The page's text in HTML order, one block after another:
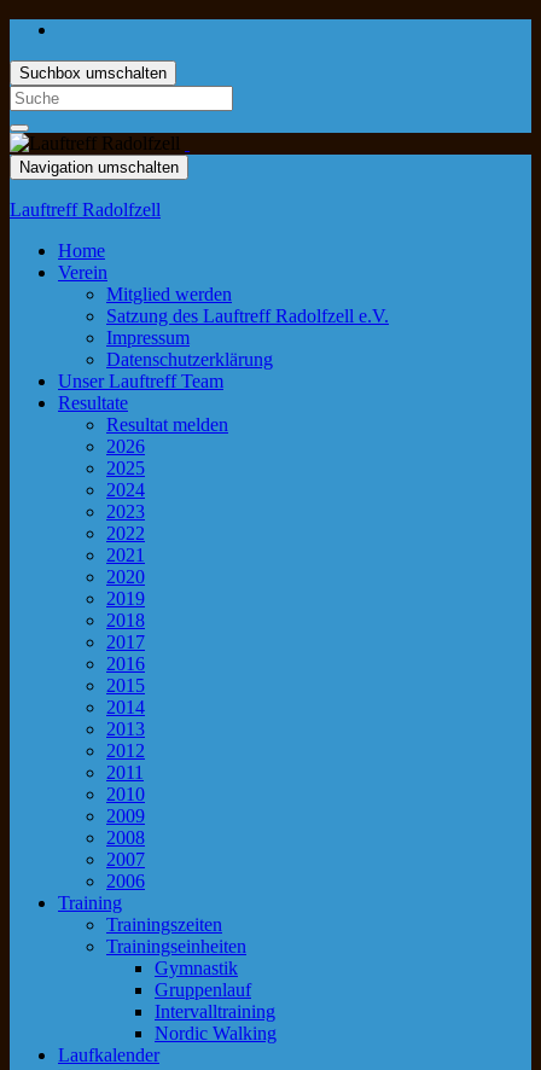
Suchbox umschalten
Navigation umschalten
Lauftreff Radolfzell
Home
Verein
Mitglied werden
Satzung des Lauftreff Radolfzell e.V.
Impressum
Datenschutzerklärung
Unser Lauftreff Team
Resultate
Resultat melden
2026
2025
2024
2023
2022
2021
2020
2019
2018
2017
2016
2015
2014
2013
2012
2011
2010
2009
2008
2007
2006
Training
Trainingszeiten
Trainingseinheiten
Gymnastik
Gruppenlauf
Intervalltraining
Nordic Walking
Laufkalender